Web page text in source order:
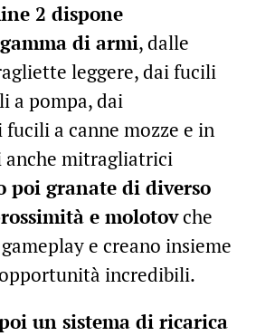
2 dispone
di armi, dalle
leggere, dai fucili
a pompa, dai
a canne mozze e in
mitragliatrici
poi granate di diverso
e molotovche
e creano insieme
incredibili.
un sistema di ricarica